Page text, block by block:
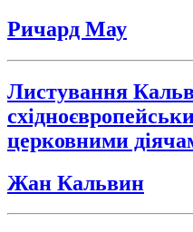
Ричард Мау
Листування
церковними
Жан Кальвин